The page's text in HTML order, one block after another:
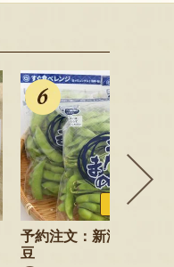
ふるさと納
予約注文：新潟産 枝豆
豆